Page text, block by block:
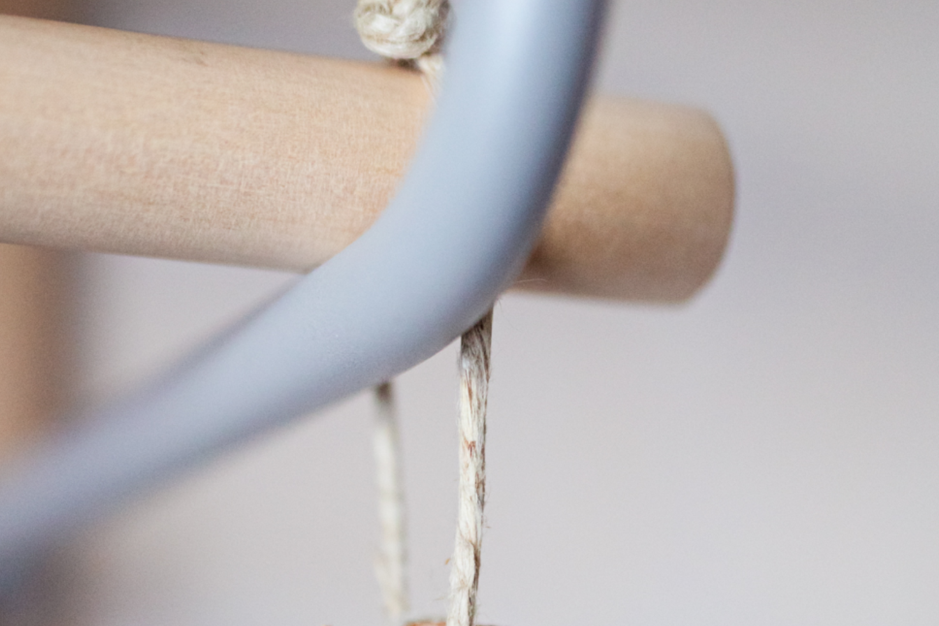
Sparitualen Stävan Öppettider & priser
AKTIVITETER
Konferenspaket Konferensrum
EVENT & BRÖLLOP
Catering Skräddarsydda program
WELLNESS
LOKALA EVENT
GRUPPAKTIVITETER
MILJÖ & HÅLLBARHET
OM OSS
JOBBA MED OSS
KONTAKTA OSS
INTEGRITETSPOLICY